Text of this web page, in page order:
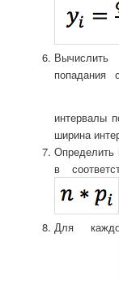
Вычислить
попадания
интервалы
ширина
Определить
в
Для